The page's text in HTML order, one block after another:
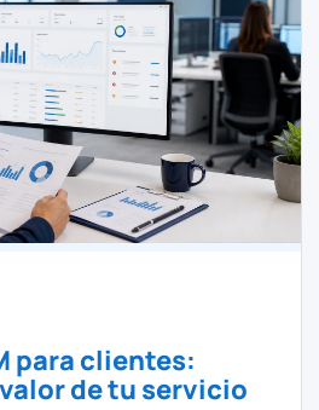
para clientes:
de tu servicio